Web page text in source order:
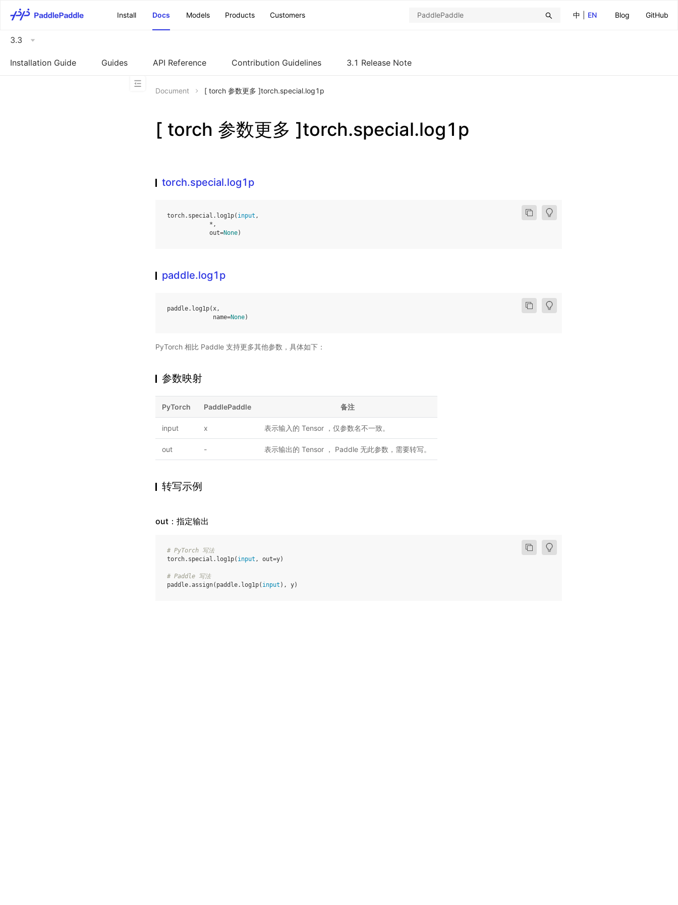
中
EN Blog GitHub
Install Docs Models Products Customers
3.3
Installation Guide Guides API Reference Contribution Guidelines 3.1 Release Note
Document [ torch 参数更多 ]torch.special.log1p
[ torch 参数更多 ]torch.special.log1p
torch.special.log1p
torch. special . log1p( input ,
* ,
out=None)
paddle.log1p
paddle. log1p(x,
name=None)
PyTorch 相比 Paddle 支持更多其他参数，具体如下：
参数映射
PyTorch PaddlePaddle 备注
input x 表示输入的 Tensor ，仅参数名不一致。
out - 表示输出的 Tensor ， Paddle 无此参数，需要转写。
转写示例
out：指定输出
# PyTorch 写法
torch. special . log1p( input , out=y)
# Paddle 写法
paddle.assign( paddle. log1p( input ), y)